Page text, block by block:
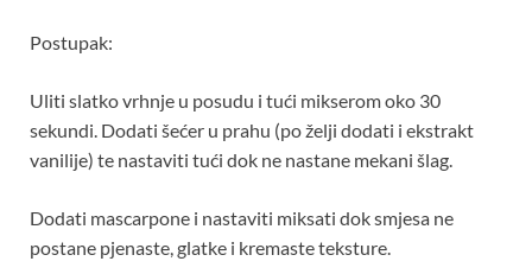
Postupak:
Uliti slatko vrhnje u posudu i tući mikserom oko 30
sekundi. Dodati šećer u prahu (po želji dodati i ekstrakt
vanilije) te nastaviti tući dok ne nastane mekani šlag.
Dodati mascarpone i nastaviti miksati dok smjesa ne
postane pjenaste, glatke i kremaste teksture.